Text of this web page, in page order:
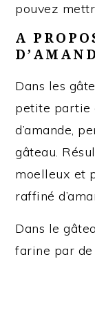
pouvez
A
Dans les
petite partie
d’amande,
gâteau.
moelleux et
raffiné
Dans le
farine par de